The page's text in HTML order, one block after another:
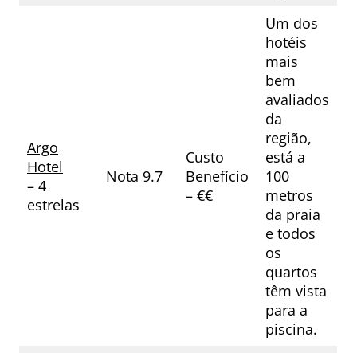
Argo
Hotel
– 4
estrelas
Nota 9.7
Custo
Benefício
– €€
Um dos
hotéis
mais
bem
avaliados
da
região,
está a
100
metros
da praia
e todos
os
quartos
têm vista
para a
piscina.